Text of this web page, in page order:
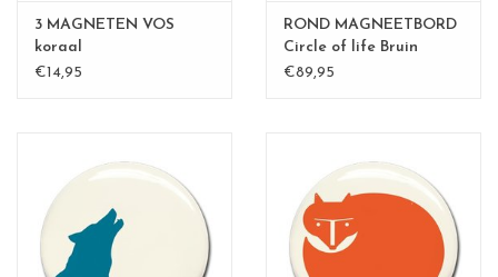
3 MAGNETEN VOS
koraal
€14,95
ROND MAGNEETBORD
Circle of life Bruin
€89,95